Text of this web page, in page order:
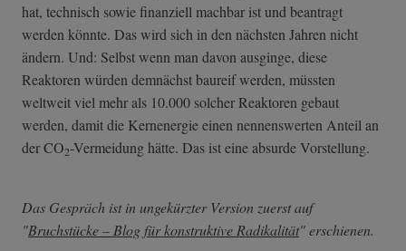
hat, technisch sowie finanziell machbar ist und beantragt
werden könnte. Das wird sich in den nächsten Jahren nicht
ändern. Und: Selbst wenn man davon ausginge, diese
Reaktoren würden demnächst baureif werden, müssten
weltweit viel mehr als 10.000 solcher Reaktoren gebaut
werden, damit die Kernenergie einen nennenswerten Anteil an
der CO2-Vermeidung hätte. Das ist eine absurde Vorstellung.
Das Gespräch ist in ungekürzter Version zuerst auf
"Bruchstücke – Blog für konstruktive Radikalität" erschienen.